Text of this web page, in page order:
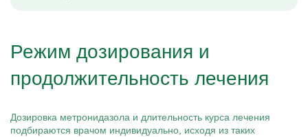
Режим дозирования и
продолжительность лечения
Дозировка метронидазола и длительность курса лечения
подбираются врачом индивидуально, исходя из таких